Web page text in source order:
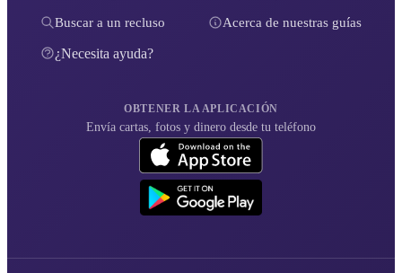
Buscar a un recluso Acerca de nuestras guías
¿Necesita ayuda?
OBTENER LA APLICACIÓN
Envía cartas, fotos y dinero desde tu teléfono